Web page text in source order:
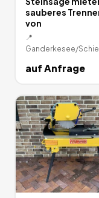
sauberes
von
📍
Ganderkesee/
auf Anfrage